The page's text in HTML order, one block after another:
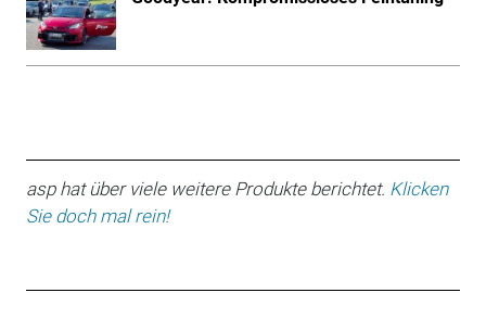
asp hat über viele weitere Produkte berichtet. Klicken
Sie doch mal rein!